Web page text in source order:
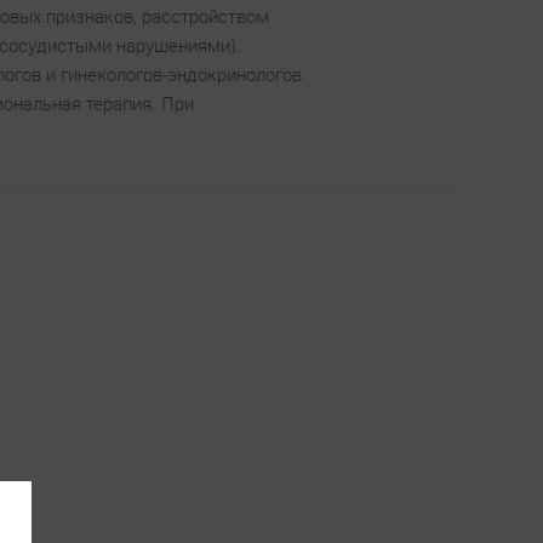
признаков, расстройством
нарушениями).
и гинекологов-эндокринологов
терапия. При